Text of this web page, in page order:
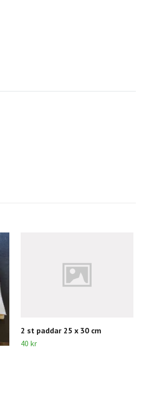
2 st paddar 25 x 30 cm
40 kr